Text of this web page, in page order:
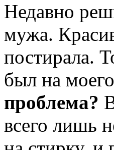
Недавно
мужа.
постирала.
был на
проблема?
всего лишь